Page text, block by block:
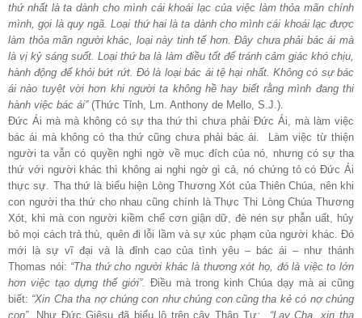
thứ nhất là ta dành cho mình cái khoái lạc của việc làm thỏa mãn chính
mình, gọi là quy ngã. Loại thứ hai là ta dành cho mình cái khoái lạc được
làm thỏa mãn người khác, loại này tinh tế hơn. Đây chưa phải bác ái mà
là vị kỷ sáng suốt. Loại thứ ba là làm điều tốt để tránh cảm giác khó chịu,
hành động để khỏi bứt rứt. Đó là loại bác ái tệ hại nhất. Không có sự bác
ái nào tuyệt vời hơn khi người ta không hề hay biết rằng mình đang thi
hành việc bác ái” (Thức Tỉnh, Lm. Anthony de Mello, S.J.).
Đức Ái mà mà không có sự tha thứ thì chưa phải Đức Ái, mà làm việc
bác ái mà không có tha thứ cũng chưa phải bác ái. Làm việc từ thiện
người ta vẫn có quyền nghi ngờ về mục đích của nó, nhưng có sự tha
thứ với người khác thì không ai nghi ngờ gì cả, nó chứng tỏ có Đức Ái
thực sự. Tha thứ là biểu hiện Lòng Thương Xót của Thiên Chúa, nên khi
con người tha thứ cho nhau cũng chính là Thực Thi Lòng Chúa Thương
Xót, khi mà con người kiềm chế cơn giận dữ, đè nén sự phẫn uất, hủy
bỏ mọi cách trả thù, quên đi lỗi lầm và sự xúc phạm của người khác. Đó
mới là sự vĩ đại và là đỉnh cao của tình yêu – bác ái – như thánh
Thomas nói: “Tha thứ cho người khác là thương xót họ, đó là việc to lớn
hơn việc tạo dựng thế giới”. Điều mà trong kinh Chúa dạy mà ai cũng
biết: “Xin Cha tha nợ chúng con như chúng con cũng tha kẻ có nợ chúng
con”.
Như Đức Giêsu đã biểu lộ trên cây Thập Tự:
“Lạy Cha, xin tha